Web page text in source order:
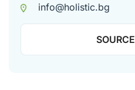
info@holistic.bg
SOURCE